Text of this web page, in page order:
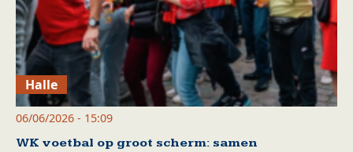
Halle
06/06/2026 - 15:09
WK voetbal op groot scherm: samen